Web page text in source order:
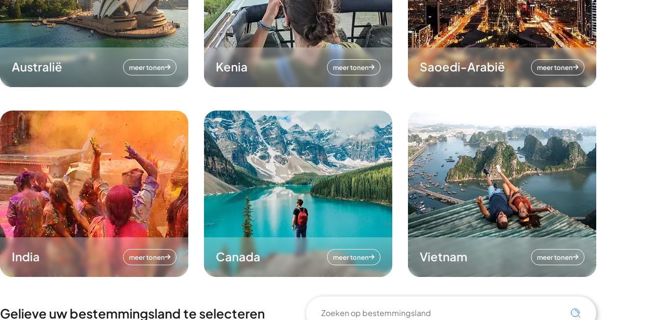
Australië meer tonen Kenia meer tonen Saoedi-Arabië meer tonen
India meer tonen Canada meer tonen Vietnam meer tonen
Gelieve uw bestemmingsland te selecteren